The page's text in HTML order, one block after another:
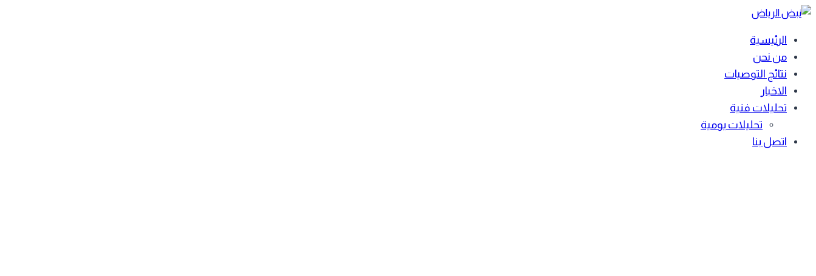
Skip
contentالرئيسية
من نحن
نتائج التوصيات
الاخبار
تحليلات فنية
تحليلات يومية
اتصل بنا